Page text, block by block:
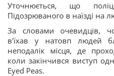
Уточнюється, що
Підозрюваного в наїзді на
За словами очевидців,
в'їхав у натовп людей
неподалік місця, де
коли закінчився виступ
Eyed Peas.